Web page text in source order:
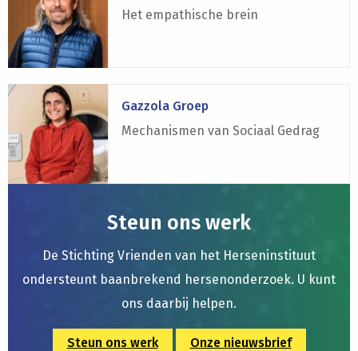
Het empathische brein
Keysers
Groep
Gazzola Groep
Mechanismen van Sociaal Gedrag
Lees
over
Gazzola
Groep
Steun ons werk
De Stichting Vrienden van het Herseninstituut
ondersteunt baanbrekend hersenonderzoek. U kunt
ons daarbij helpen.
Steun ons werk Onze nieuwsbrief